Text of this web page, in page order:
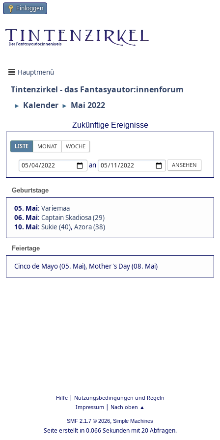
Einloggen
Hauptmenü
Tintenzirkel - das Fantasyautor:innenforum
► Kalender ► Mai 2022
Zukünftige Ereignisse
LISTE MONAT WOCHE
an
Geburtstage
05. Mai: Variemaa
06. Mai: Captain Skadiosa (29)
10. Mai: Sukie (40), Azora (38)
Feiertage
Cinco de Mayo (05. Mai), Mother's Day (08. Mai)
Hilfe| Nutzungsbedingungen und Regeln
Impressum| Nach oben ▲
SMF 2.1.7 © 2026, Simple Machines
Seite erstellt in 0.066 Sekunden mit 20 Abfragen.